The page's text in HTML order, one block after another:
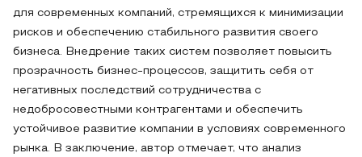
для современных компаний, стремящихся к минимизации
рисков и обеспечению стабильного развития своего
бизнеса. Внедрение таких систем позволяет повысить
прозрачность бизнес-процессов, защитить себя от
негативных последствий сотрудничества с
недобросовестными контрагентами и обеспечить
устойчивое развитие компании в условиях современного
рынка. В заключение, автор отмечает, что анализ